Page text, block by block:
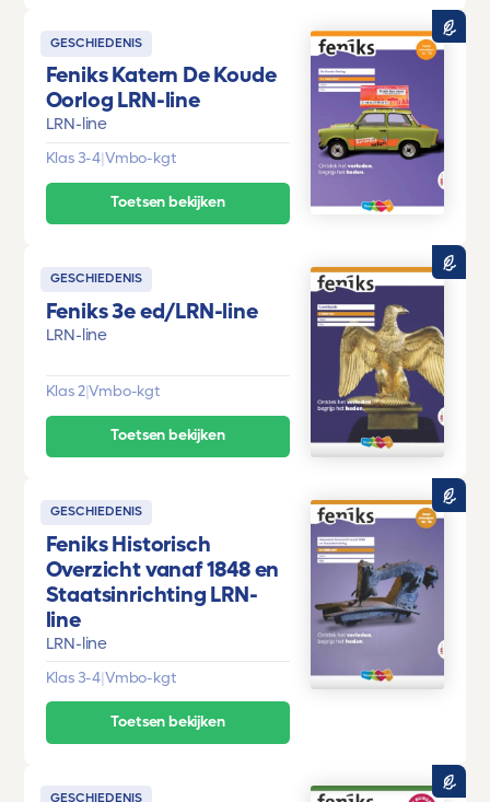
GESCHIEDENIS
Feniks Katern De Koude
Oorlog LRN-line
LRN-line
Klas 3-4 Vmbo-kgt
Toetsen bekijken
GESCHIEDENIS
Feniks 3e ed/LRN-line
LRN-line
Klas 2|Vmbo-kgt
Toetsen bekijken
GESCHIEDENIS
Feniks Historisch
Overzicht vanaf 1848 en
Staatsinrichting LRN-
line
LRN-line
Klas 3-4|Vmbo-kgt
Toetsen bekijken
GESCHIEDENIS